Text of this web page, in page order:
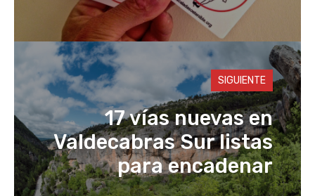
SIGUIENTE
17 vías nuevas en
Valdecabras Sur listas
para encadenar